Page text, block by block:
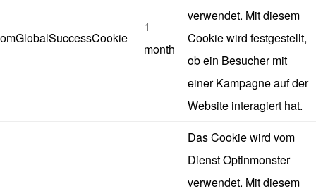
omGlobalSuccessCookie
1
month
verwendet. Mit diesem
Cookie wird festgestellt,
ob ein Besucher mit
einer Kampagne auf der
Website interagiert hat.
Das Cookie wird vom
Dienst Optinmonster
verwendet. Mit diesem